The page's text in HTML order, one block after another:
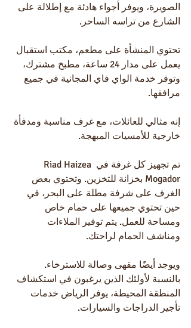
الصويرة، ويوفر أجواء هادئة مع إطلالة على
الشارع من تراسه الساحر.
تحتوي المنشأة على مطعم، مكتب استقبال
يعمل على مدار 24 ساعة، مطبخ مشترك،
وتوفر خدمة الواي فاي المجانية في جميع
مرافقها.
إنه مثالي للعائلات، مع غرف مناسبة ومدفأة
خارجية للأمسيات المبهجة.
تم تجهيز كل غرفة في Riad Haizea
Mogador بخزانة للتخزين. وتحتوي بعض
الغرف على شرفة مطلة على البحر، في
حين تحتوي جميعها على حمام خاص
ومساحة للعمل. يتم توفير الملاءات
ومناشف الحمام لراحتك.
ويوجد أيضًا مقهى وصالة للاسترخاء.
بالنسبة لأولئك الذين يرغبون في استكشاف
المنطقة المحيطة، يوفر الرياض خدمات
تأجير الدراجات والسيارات.